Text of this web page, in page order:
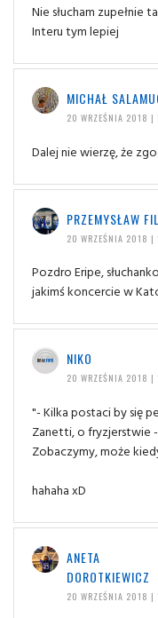
Nie słucham zupełnie
Interu tym lepiej
MICHAŁ
20 WRZEŚNIA 2018 |
Dalej nie wierzę, że
PRZEMYSŁAW
20 WRZEŚNIA 2018 |
Pozdro Eripe,
jakimś koncercie w
NIKO
20 WRZEŚNIA 2018 |
"- Kilka postaci by się
Zanetti, o fryzjerstwie
Zobaczymy, może
hahaha xD
ANETA
DOROTKIEWICZ
20 WRZEŚNIA 2018 |